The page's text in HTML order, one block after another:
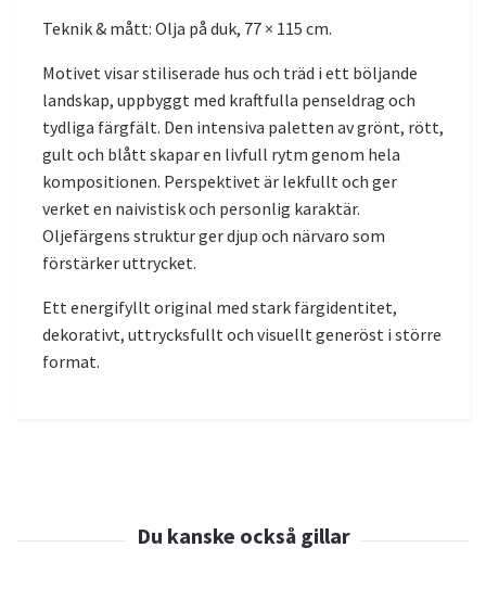
Teknik & mått: Olja på duk, 77 × 115 cm.
Motivet visar stiliserade hus och träd i ett böljande
landskap, uppbyggt med kraftfulla penseldrag och
tydliga färgfält. Den intensiva paletten av grönt, rött,
gult och blått skapar en livfull rytm genom hela
kompositionen. Perspektivet är lekfullt och ger
verket en naivistisk och personlig karaktär.
Oljefärgens struktur ger djup och närvaro som
förstärker uttrycket.
Ett energifyllt original med stark färgidentitet,
dekorativt, uttrycksfullt och visuellt generöst i större
format.